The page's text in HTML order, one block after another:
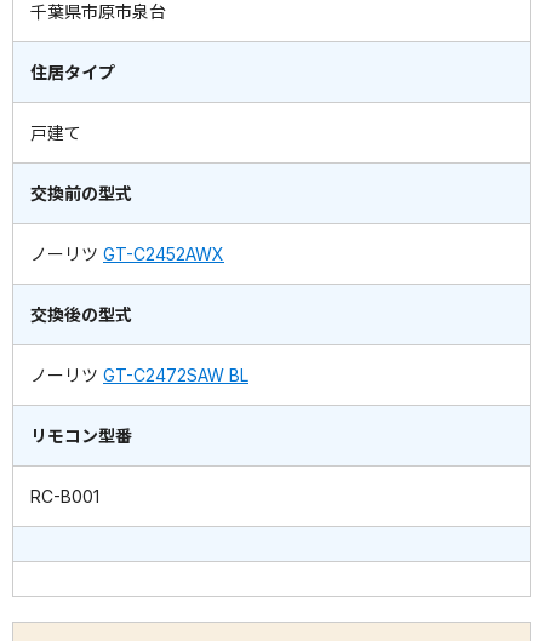
千葉県市原市泉台
住居タイプ
戸建て
交換前の型式
ノーリツ GT-C2452AWX
交換後の型式
ノーリツ GT-C2472SAW BL
リモコン型番
RC-B001